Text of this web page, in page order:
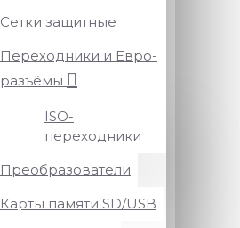
Сетки защитные
Переходники и Евро-
разъёмы
ISO-
переходники
Преобразователи
Карты памяти SD/USB